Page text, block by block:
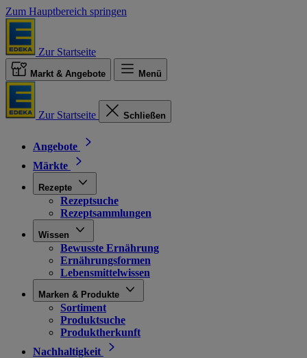
Zum Hauptbereich springen
Zur Startseite
Markt & Angebote Menü
Zur Startseite Schließen
Angebote
Märkte
Rezepte
Rezeptsuche
Rezeptsammlungen
Wissen
Bewusste Ernährung
Ernährungsformen
Lebensmittelwissen
Marken & Produkte
Sortiment
Produktsuche
Produktherkunft
Nachhaltigkeit